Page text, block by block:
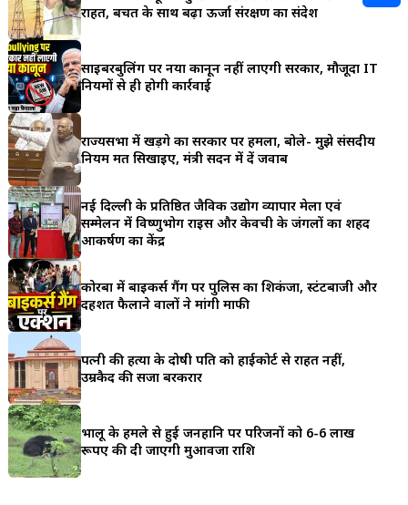
राहत, बचत के साथ बढ़ा ऊर्जा संरक्षण का संदेश
साइबरबुलिंग पर नया कानून नहीं लाएगी सरकार, मौजूदा IT
नियमों से ही होगी कार्रवाई
राज्यसभा में खड़गे का सरकार पर हमला, बोले- मुझे संसदीय
नियम मत सिखाइए, मंत्री सदन में दें जवाब
नई दिल्ली के प्रतिष्ठित जैविक उद्योग व्यापार मेला एवं
सम्मेलन में विष्णुभोग राइस और केवची के जंगलों का शहद
आकर्षण का केंद्र
कोरबा में बाइकर्स गैंग पर पुलिस का शिकंजा, स्टंटबाजी और
दहशत फैलाने वालों ने मांगी माफी
पत्नी की हत्या के दोषी पति को हाईकोर्ट से राहत नहीं,
उम्रकैद की सजा बरकरार
भालू के हमले से हुई जनहानि पर परिजनों को 6-6 लाख
रूपए की दी जाएगी मुआवजा राशि
h
r